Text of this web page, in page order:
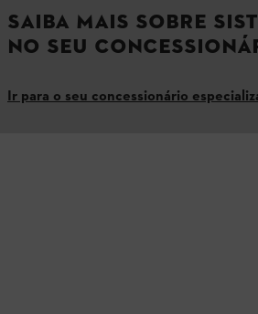
SAIBA MAIS SOBRE
NO SEU
Ir para o seu concessionário